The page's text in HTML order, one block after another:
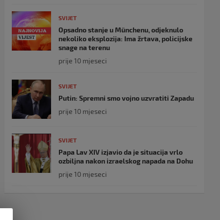
SVIJET
Opsadno stanje u Münchenu, odjeknulo
nekoliko eksplozija: Ima žrtava, policijske
snage na terenu
prije 10 mjeseci
SVIJET
Putin: Spremni smo vojno uzvratiti Zapadu
prije 10 mjeseci
SVIJET
Papa Lav XIV izjavio da je situacija vrlo
ozbiljna nakon izraelskog napada na Dohu
prije 10 mjeseci